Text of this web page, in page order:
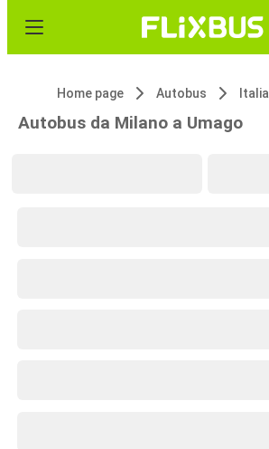
Home page Autobus Italia
Autobus da Milano a Umago